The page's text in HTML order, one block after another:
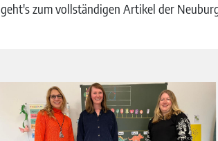
geht's zum vollständigen Artikel der